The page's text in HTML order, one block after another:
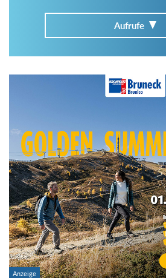
Aufrufe
Im Tourenarchiv suchen
Region:
Gebirge:
Art der Tour: